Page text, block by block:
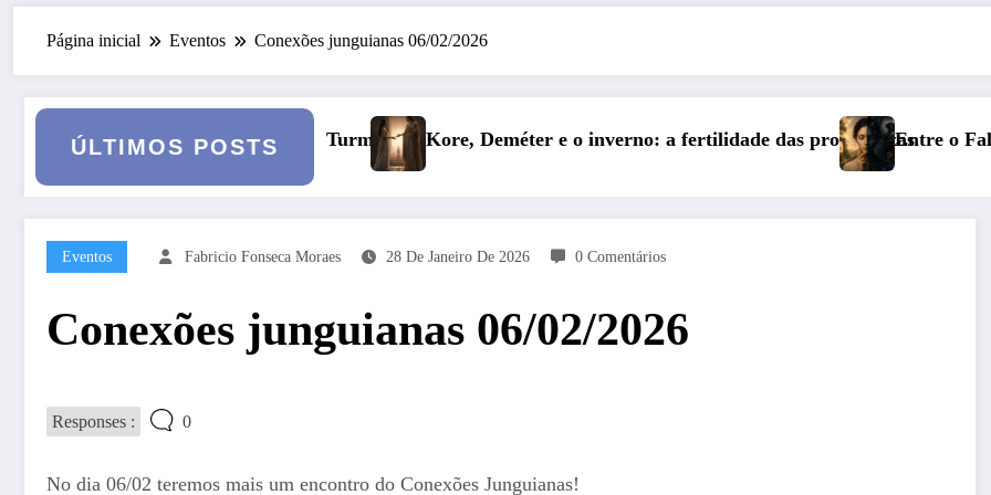
Página inicial Eventos Conexões junguianas 06/02/2026
ÚLTIMOS POSTS
6 Kore, Deméter e o inverno: a fertilidade das profundezasEntre o Falso e o Não Vivido: trauma,
Eventos Fabricio Fonseca Moraes 28 De Janeiro De 2026 0 Comentários
Conexões junguianas 06/02/2026
Responses : 0
No dia 06/02 teremos mais um encontro do Conexões Junguianas!